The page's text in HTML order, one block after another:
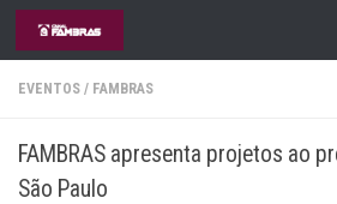
Skip to content
EVENTOS / FAMBRAS
FAMBRAS apresenta projetos ao
São Paulo